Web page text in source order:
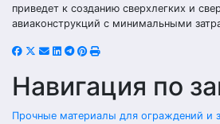
приведет к созданию сверхлегких и
авиаконструкций с минимальными
Навигация по
Прочные материалы для ограждений и